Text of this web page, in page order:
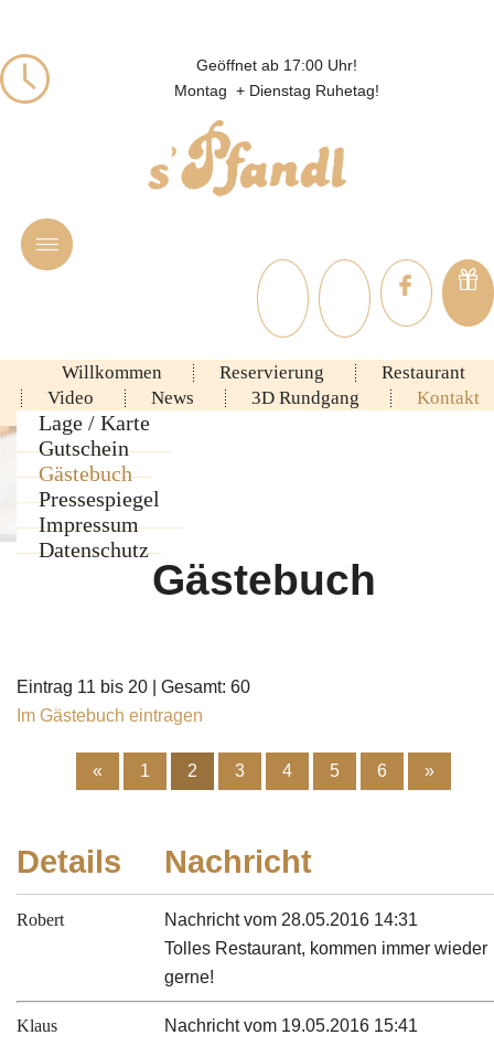
Geöffnet ab 17:00 Uhr!
Montag + Dienstag Ruhetag!
Willkommen Reservierung Restaurant
Ambiente
Rezepte
Speisekarte
Team
Weinkarte
Weinkeller
Video News 3D Rundgang Kontakt
Lage / Karte
Gutschein
Gästebuch
Pressespiegel
Impressum
Datenschutz
Gästebuch
Eintrag 11 bis 20 | Gesamt: 60
Im Gästebuch eintragen
« 1 2 3 4 5 6 »
Details Nachricht
Robert
Nachricht vom 28.05.2016 14:31
Tolles Restaurant, kommen immer wieder
gerne!
Klaus
Nachricht vom 19.05.2016 15:41